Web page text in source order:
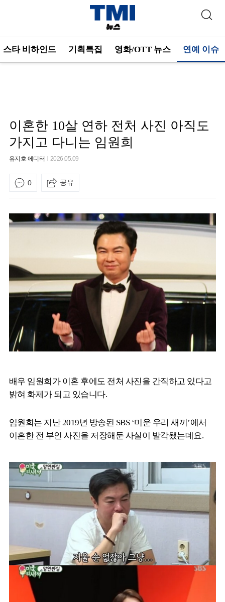
스타 비하인드 기획특집 영화/OTT 뉴스 연예 이슈
이혼한 10살 연하 전처 사진 아직도
가지고 다니는 임원희
유지호 에디터 2026.05.09
0 공유
배우 임원희가 이혼 후에도 전처 사진을 간직하고 있다고
밝혀 화제가 되고 있습니다.
임원희는 지난 2019년 방송된 SBS ‘미운 우리 새끼’에서
이혼한 전 부인 사진을 저장해둔 사실이 발각됐는데요.